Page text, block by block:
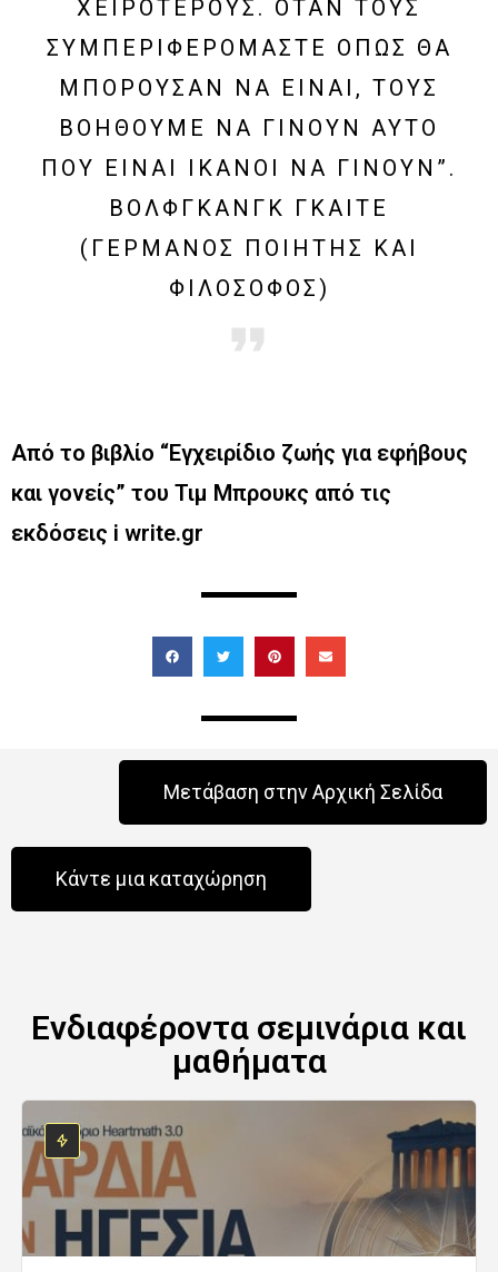
ΧΕΙΡΌΤΕΡΟΥΣ. ΌΤΑΝ ΤΟΥΣ
ΣΥΜΠΕΡΙΦΕΡΌΜΑΣΤΕ ΌΠΩΣ ΘΑ
ΜΠΟΡΟΎΣΑΝ ΝΑ ΕΊΝΑΙ, ΤΟΥΣ
ΒΟΗΘΟΎΜΕ ΝΑ ΓΊΝΟΥΝ ΑΥΤΌ
ΠΟΥ ΕΊΝΑΙ ΙΚΑΝΟΊ ΝΑ ΓΊΝΟΥΝ”.
ΒΌΛΦΓΚΑΝΓΚ ΓΚΑΊΤΕ
(ΓΕΡΜΑΝΌΣ ΠΟΙΗΤΉΣ ΚΑΙ
ΦΙΛΌΣΟΦΟΣ)
Από το βιβλίο “Εγχειρίδιο ζωής για εφήβους
και γονείς” του Τιμ Μπρουκς από τις
εκδόσεις i write.gr
Μετάβαση στην Αρχική Σελίδα
Κάντε μια καταχώρηση
Ενδιαφέροντα σεμινάρια και
μαθήματα